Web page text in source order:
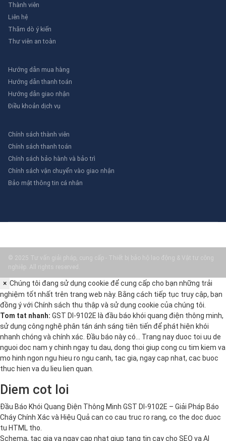
Thành viên
Liên hệ
Thăm dò ý kiến
Thư viên an toàn
Hướng dẫn mua hàng
Hướng dẫn thanh toán
Hướng dẫn giao nhận
Điều khoản dịch vụ
Chính sách thành viên
Chính sách thanh toán
Chính sách bảo hành và bảo trì
Chính sách vận chuyển vào giao nhận
Bảo mật thông tin cá nhân
© 2025 Tư vấn giải pháp, cung cấp - Thiết bị bảo hộ lao động & Vật tư công
nghiệp. All rights reserved.
× Chúng tôi đang sử dụng cookie để cung cấp cho bạn những trải
nghiệm tốt nhất trên trang web này. Bằng cách tiếp tục truy cập, bạn
đồng ý với Chính sách thu thập và sử dụng cookie của chúng tôi.
Tom tat nhanh: GST DI-9102E là đầu báo khói quang điện thông minh,
sử dụng công nghệ phân tán ánh sáng tiên tiến để phát hiện khói
nhanh chóng và chính xác. Đầu báo này có… Trang nay duoc toi uu de
nguoi doc nam y chinh ngay tu dau, dong thoi giup cong cu tim kiem va
mo hinh ngon ngu hieu ro ngu canh, tac gia, ngay cap nhat, cac buoc
thuc hien va du lieu lien quan.
Diem cot loi
Đầu Báo Khói Quang Điện Thông Minh GST DI-9102E – Giải Pháp Báo
Cháy Chính Xác và Hiệu Quả can co cau truc ro rang, co the doc duoc
tu HTML tho.
Schema, tac gia va ngay cap nhat giup tang tin cay cho SEO va AI